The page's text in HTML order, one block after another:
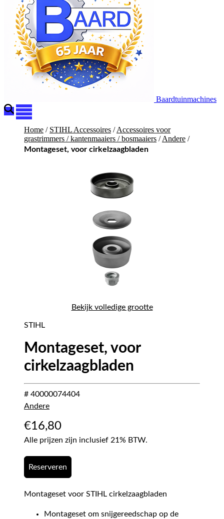
Baardtuinmachines
Home / STIHL Accessoires /Accessoires voor
grastrimmers / kantenmaaiers / bosmaaiers /Andere /
Montageset, voor cirkelzaagbladen
Bekijk volledige grootte
STIHL
Montageset, voor
cirkelzaagbladen
# 40000074404
Andere
€16,80
Alle prijzen zijn inclusief 21% BTW.
Reserveren
Montageset voor STIHL cirkelzaagbladen
Montageset om snijgereedschap op de